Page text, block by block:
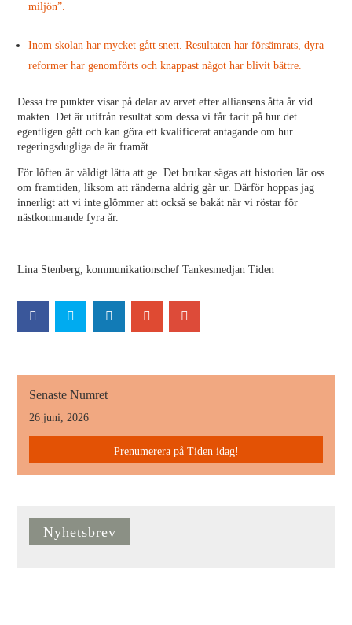
miljön”.
Inom skolan har mycket gått snett. Resultaten har försämrats, dyra
reformer har genomförts och knappast något har blivit bättre.
Dessa tre punkter visar på delar av arvet efter alliansens åtta år vid
makten. Det är utifrån resultat som dessa vi får facit på hur det
egentligen gått och kan göra ett kvalificerat antagande om hur
regeringsdugliga de är framåt.
För löften är väldigt lätta att ge. Det brukar sägas att historien lär oss
om framtiden, liksom att ränderna aldrig går ur. Därför hoppas jag
innerligt att vi inte glömmer att också se bakåt när vi röstar för
nästkommande fyra år.
Lina Stenberg, kommunikationschef Tankesmedjan Tiden
Senaste Numret
26 juni, 2026
Prenumerera på Tiden idag!
Nyhetsbrev